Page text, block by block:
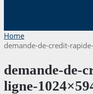
Home
demande-de-credit-
demande-de-
ligne-